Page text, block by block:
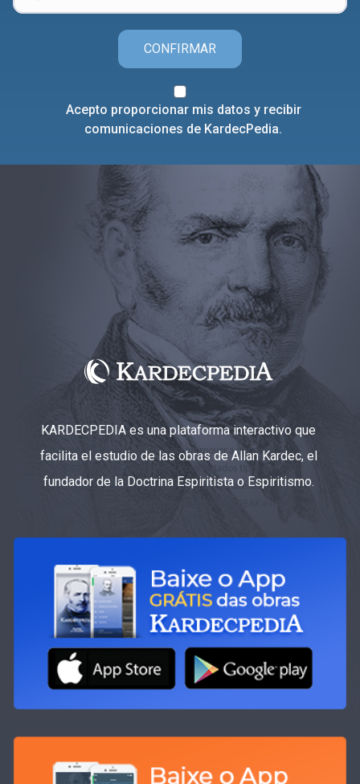
CONFIRMAR
Acepto proporcionar mis datos y recibir
comunicaciones de KardecPedia.
KARDECPEDIA es una plataforma interactivo que
facilita el estudio de las obras de Allan Kardec, el
fundador de la Doctrina Espiritista o Espiritismo.